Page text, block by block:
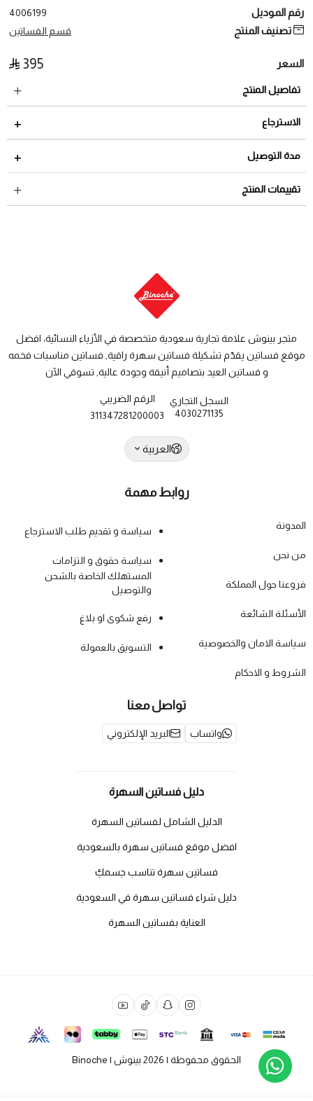
رقم الموديل 4006199
تصنيف المنتج قسم الفساتين
السعر 395
تفاصيل المنتج
الاسترجاع
مدة الاسترجاع 2 أيام من تاريخ استلام الطلب
لمراجعة سياسة الاسترجاع عبر الرابط التالي
مدة التوصيل
داخل السعودية: من 3 الى 8 أيام عمل
تقييمات المنتج
متجر بينوش علامة تجارية سعودية متخصصة في الأزياء النسائية، افضل
موقع فساتين يقدّم تشكيلة فساتين سهرة راقية, فساتين مناسبات فخمه
و فساتين العيد بتصاميم أنيقة وجودة عالية, تسوقي الآن
السجل التجاري
4030271135
الرقم الضريبي
311347281200003
العربية
روابط مهمة
المدونة
من نحن
فروعنا حول المملكة
الأسئلة الشائعة
سياسة الامان والخصوصية
الشروط و الاحكام
سياسة و تقديم طلب الاسترجاع
سياسة حقوق و التزامات
المستهلك الخاصة بالشحن
والتوصيل
رفع شكوى او بلاغ
التسويق بالعمولة
تواصل معنا
واتساب البريد الإلكتروني
دليل فساتين السهرة
الدليل الشامل لفساتين السهرة
افضل موقع فساتين سهرة بالسعودية
فساتين سهرة تناسب جسمكِ
دليل شراء فساتين سهرة في السعودية
العناية بفساتين السهرة
الحقوق محفوظة | 2026 بينوش | Binoche